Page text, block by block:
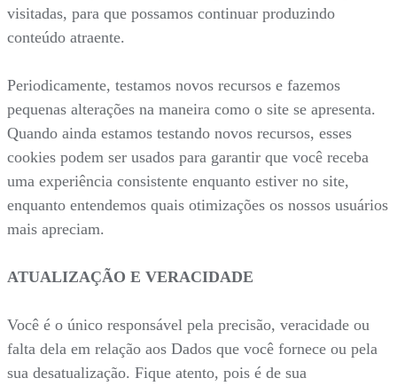
visitadas, para que possamos continuar produzindo
conteúdo atraente.
Periodicamente, testamos novos recursos e fazemos
pequenas alterações na maneira como o site se apresenta.
Quando ainda estamos testando novos recursos, esses
cookies podem ser usados para garantir que você receba
uma experiência consistente enquanto estiver no site,
enquanto entendemos quais otimizações os nossos usuários
mais apreciam.
ATUALIZAÇÃO E VERACIDADE
Você é o único responsável pela precisão, veracidade ou
falta dela em relação aos Dados que você fornece ou pela
sua desatualização. Fique atento, pois é de sua